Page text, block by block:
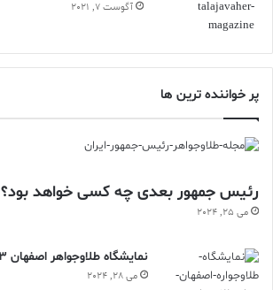
آگوست 7, 2021
پر خواننده ترین ها
رئیس جمهور بعدی چه کسی خواهد بود؟
می 25, 2024
نمایشگاه طلاوجواهر اصفهان 1403
می 28, 2024